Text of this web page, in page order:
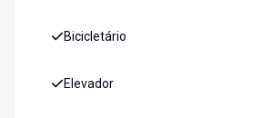
Bicicletário
Elevador